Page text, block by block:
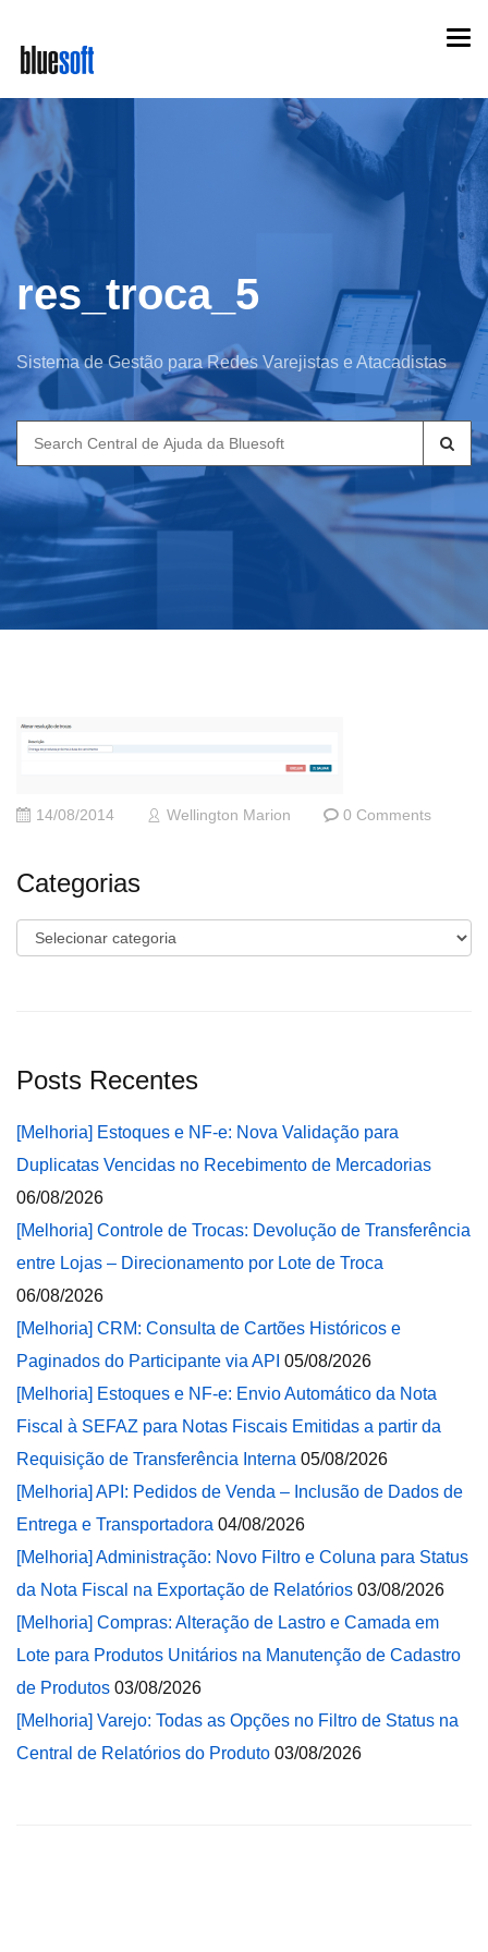
main
content
res_troca_5
Sistema de Gestão para Redes Varejistas e Atacadistas
Search
for:
14/08/2014 Wellington Marion 0 Comments
Categorias
Categorias
Posts Recentes
[Melhoria] Estoques e NF-e: Nova Validação para
Duplicatas Vencidas no Recebimento de Mercadorias
06/08/2026
[Melhoria] Controle de Trocas: Devolução de Transferência
entre Lojas – Direcionamento por Lote de Troca
06/08/2026
[Melhoria] CRM: Consulta de Cartões Históricos e
Paginados do Participante via API 05/08/2026
[Melhoria] Estoques e NF-e: Envio Automático da Nota
Fiscal à SEFAZ para Notas Fiscais Emitidas a partir da
Requisição de Transferência Interna 05/08/2026
[Melhoria] API: Pedidos de Venda – Inclusão de Dados de
Entrega e Transportadora 04/08/2026
[Melhoria] Administração: Novo Filtro e Coluna para Status
da Nota Fiscal na Exportação de Relatórios 03/08/2026
[Melhoria] Compras: Alteração de Lastro e Camada em
Lote para Produtos Unitários na Manutenção de Cadastro
de Produtos 03/08/2026
[Melhoria] Varejo: Todas as Opções no Filtro de Status na
Central de Relatórios do Produto 03/08/2026